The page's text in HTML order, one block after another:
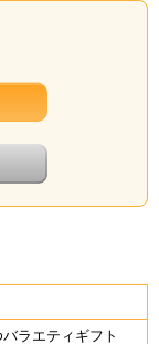
バラエティギフト